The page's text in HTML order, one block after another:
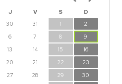
J V S
D
30 31 1
2
6 7 8
9
13 14 15
16
20 21 22
23
27 28 29
30